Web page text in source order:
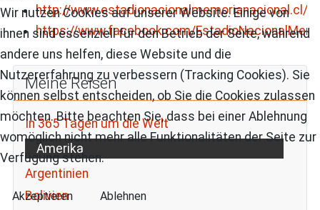
http://www.estadionacionalmemorianacional.cl/
https://www.facebook.com/
Meine Reisen
In 365 Tagen um die Welt
Amerika
Argentinien
Bolivien
Wir nutzen Cookies auf unserer Website. Einige von
ihnen sind essenziell für den Betrieb der Seite, während
andere uns helfen, diese Website und die
Nutzererfahrung zu verbessern (Tracking Cookies). Sie
können selbst entscheiden, ob Sie die Cookies zulassen
möchten. Bitte beachten Sie, dass bei einer Ablehnung
womöglich nicht mehr alle Funktionalitäten der Seite zur
Verfügung stehen.
Akzeptieren Ablehnen